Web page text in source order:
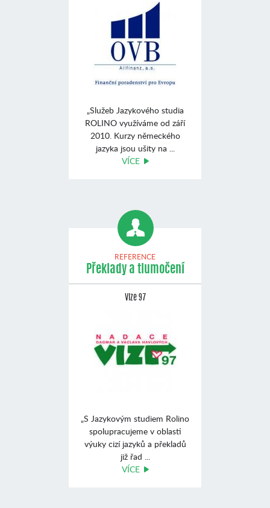
„Služeb Jazykového studia
ROLINO využíváme od září
2010. Kurzy německého
jazyka jsou ušity na ...
VÍCE
REFERENCE
Překlady a tlumočení
Vize 97
„S Jazykovým studiem Rolino
spolupracujeme v oblasti
výuky cizí jazyků a překladů
již řad ...
VÍCE